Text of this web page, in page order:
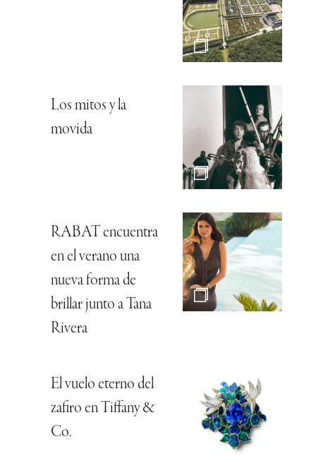
Los mitos y la
movida
RABAT encuentra
en el verano una
nueva forma de
brillar junto a Tana
Rivera
El vuelo eterno del
zafiro en Tiffany &
Co.